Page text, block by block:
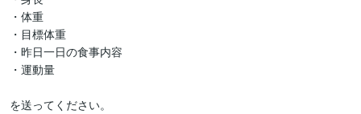
・体重
・目標体重
・昨日一日の食事内容
・運動量
を送ってください。